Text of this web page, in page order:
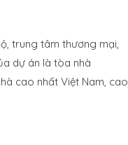
trung tâm thương mại,
dự án là tòa nhà
cao nhất Việt Nam, cao